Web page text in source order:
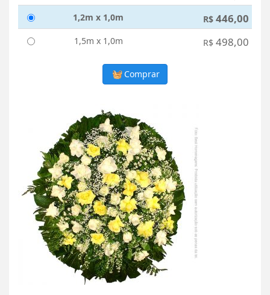
1,2m x 1,0m R$ 446,00
1,5m x 1,0m R$ 498,00
Comprar